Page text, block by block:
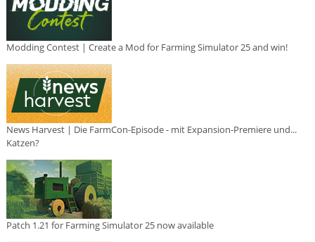
Modding Contest | Create a Mod for Farming Simulator 25 and win!
News Harvest | Die FarmCon-Episode - mit Expansion-Premiere und...
Katzen?
Patch 1.21 for Farming Simulator 25 now available